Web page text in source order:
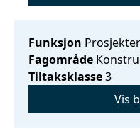
Funksjon
Fagområde
Tiltaksklasse3
Vis